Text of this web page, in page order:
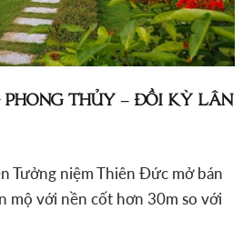
THỦY – ĐỒI KỲ LÂN
Tưởng niệm Thiên Đức mở bán
mộ với nền cốt hơn 30m so với